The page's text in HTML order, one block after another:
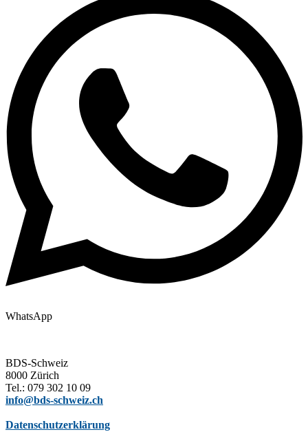
WhatsApp
BDS-Schweiz
8000 Zürich
Tel.: 079 302 10 09
info@bds-schweiz.ch
Datenschutzerklärung